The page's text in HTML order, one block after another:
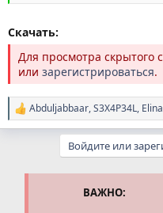
Скачать:
Для просмотра
или зарегистрироваться.
Р
е
Abduljabbaar,S3X4P34L,
Войдите или
ВАЖНО: